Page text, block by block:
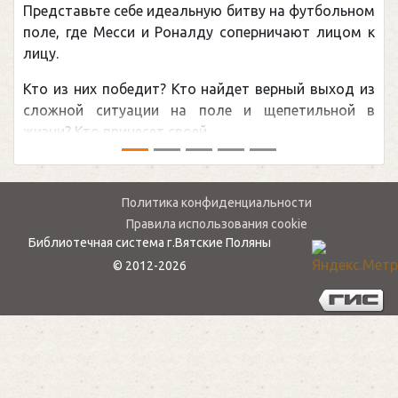
на футбольном
лицом к
выход из
в
Погоня Александра Овечкина за
обсуждаемая хоккейная тема
мире.Перед сезоном Национальной
— ...
Политика конфиденциальности
Правила использования cookie
Библиотечная система г.Вятские Поляны
© 2012-2026